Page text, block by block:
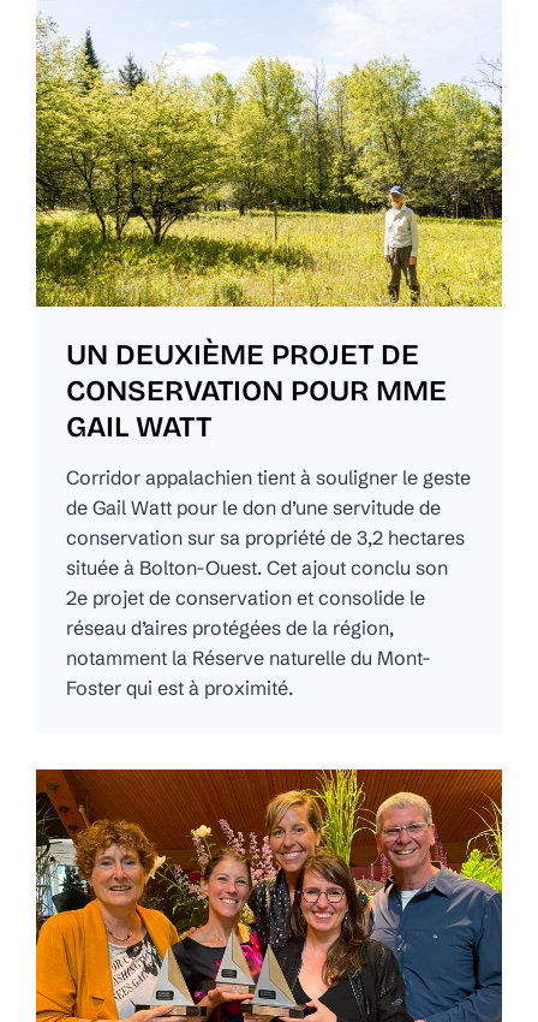
UN DEUXIÈME PROJET DE
CONSERVATION POUR MME
GAIL WATT
Corridor appalachien tient à souligner le geste
de Gail Watt pour le don d’une servitude de
conservation sur sa propriété de 3,2 hectares
située à Bolton-Ouest. Cet ajout conclu son
2e projet de conservation et consolide le
réseau d’aires protégées de la région,
notamment la Réserve naturelle du Mont-
Foster qui est à proximité.